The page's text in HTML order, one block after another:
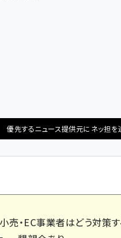
優先するニュース提供元にネッ担を
売・EC事業者はどう対策す